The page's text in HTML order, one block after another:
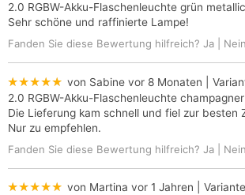
2.0 RGBW-Akku-Flaschenleuchte grün metallic
Sehr schöne und raffinierte Lampe!
Fanden Sie diese Bewertung hilfreich? Ja Nein
★★★★★ von Sabine vor 8 Monaten |
2.0 RGBW-Akku-Flaschenleuchte champagner
Die Lieferung kam schnell und fiel zur besten
Nur zu empfehlen.
Fanden Sie diese Bewertung hilfreich? Ja Nein
★★★★★ von Martina vor 1 Jahren |